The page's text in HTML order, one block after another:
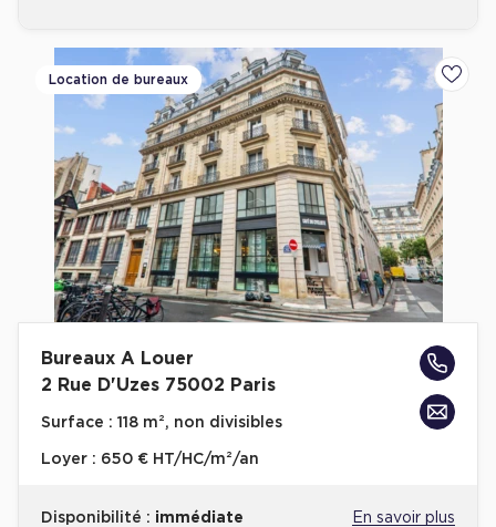
Location de bureaux
Bureaux A Louer
2 Rue D'Uzes 75002 Paris
Surface : 118 m², non divisibles
Loyer : 650 € HT/HC/m²/an
Disponibilité : immédiate En savoir plus